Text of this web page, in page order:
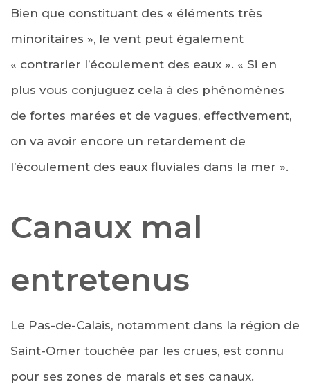
Bien que constituant des « éléments très
minoritaires », le vent peut également
« contrarier l’écoulement des eaux ». « Si en
plus vous conjuguez cela à des phénomènes
de fortes marées et de vagues, effectivement,
on va avoir encore un retardement de
l’écoulement des eaux fluviales dans la mer ».
Canaux mal
entretenus
Le Pas-de-Calais, notamment dans la région de
Saint-Omer touchée par les crues, est connu
pour ses zones de marais et ses canaux.